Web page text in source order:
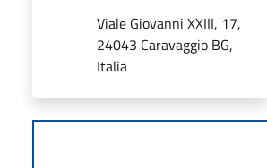
Viale Giovanni XXIII, 17,
24043 Caravaggio BG,
Italia